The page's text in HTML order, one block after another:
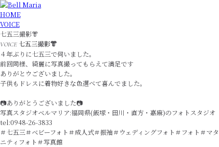
HOME
VOICE
七五三撮影👘
VOICE 七五三撮影👘
４年ぶりに七五三で伺いました。
前回同様、綺麗に写真撮ってもらえて満足です
ありがとウございました。
子供もドレスに着物好きな色選べて喜んでました。
📷ありがとうございました📷
写真スタジオベルマリア:福岡県(飯塚・田川・直方・嘉麻)のフォトスタジオ
tel:0948-26-3833
＃七五三＃ベビーフォト＃成人式＃振袖＃ウェディングフォト＃フォト＃マタ
ニティフォト＃写真館